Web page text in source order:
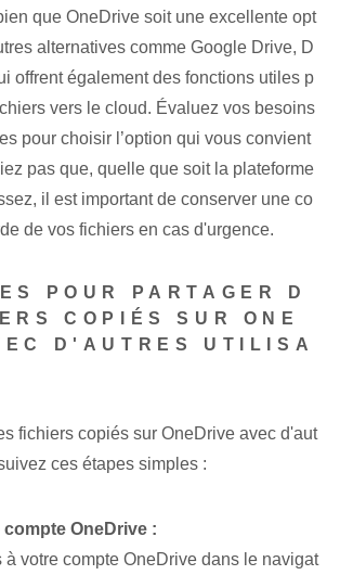
que OneDrive soit une excellente opt
alternatives comme Google Drive, D
offrent également des fonctions utiles p
vers le cloud. Évaluez vos besoins
pour choisir l’option qui vous convient
pas que, quelle que soit la plateforme
il est important de conserver une co
de vos fichiers en cas d'urgence.
POUR PARTAGER D
COPIÉS SUR ONE
D'AUTRES UTILISA
fichiers copiés sur OneDrive avec d'aut
ces étapes simples :
OneDrive :
à votre compte OneDrive dans le navigat